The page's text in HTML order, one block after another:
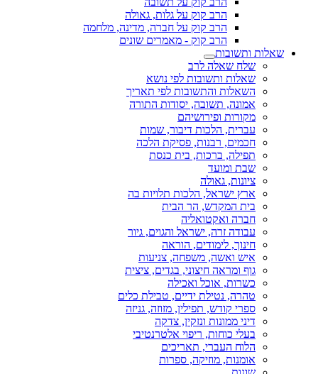
הרב קוק על גלות, גאולה
הרב קוק על חברה, מדינה, מלחמה
הרב קוק - מאמרים שונים
שאלות ותשובות
שלח שאלה לרב
שאלות ותשובות לפי נושא
השאלות והתשובות לפי תאריך
אמונה, תשובה, יסודות התורה
מקורות ופירושיהם
עברית, הלכות דיבור, שמות
חכמים, רבנות, פסיקת הלכה
תפילה, ברכות, בית כנסת
שבת ומועד
ציונות, גאולה
ארץ ישראל, הלכות תלויות בה
בית המקדש, הר הבית
חברה ואקטואליה
עבודה זרה, ישראל והגוים, גיור
חינוך, לימודים, הוראה
איש ואשה, משפחה, צניעות
גוף ומראה חיצוני, בגדים, ציצית
כשרות, אוכל ואכילה
טהרה, נטילת ידיים, טבילת כלים
ספרי קודש, תפילין, מזוזה, גניזה
דיני ממונות ונזקין, צדקה
בעלי כוחות, ריפוי אלטרנטיבי
הלוח העברי, תאריכים
אומנות, מוזיקה, ספרות